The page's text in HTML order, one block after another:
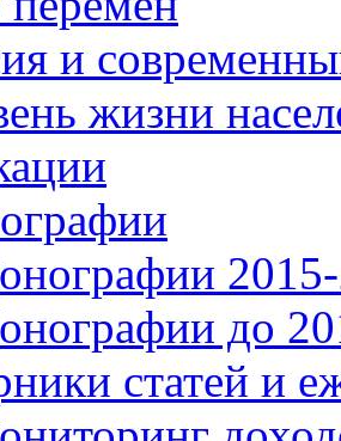
и
жизни
2015-
до
статей и